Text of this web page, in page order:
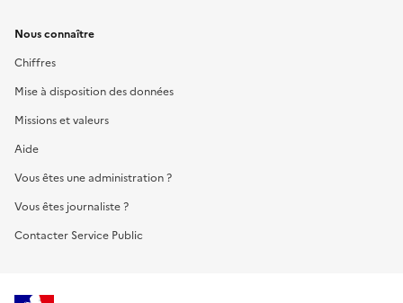
Nous connaître
Chiffres
Mise à disposition des données
Missions et valeurs
Aide
Vous êtes une administration ?
Vous êtes journaliste ?
Contacter Service Public